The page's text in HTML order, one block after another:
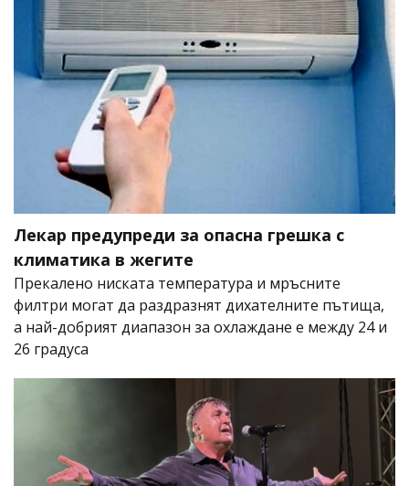
Лекар предупреди за опасна грешка с
климатика в жегите
Прекалено ниската температура и мръсните
филтри могат да раздразнят дихателните пътища,
а най-добрият диапазон за охлаждане е между 24 и
26 градуса